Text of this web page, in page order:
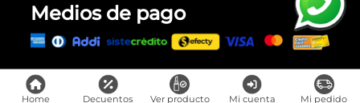
Home Decuentos Ver producto Mi cuenta Mi pedido
Medios de pago
Todos los derechos reservados, Prosalon Distribuciones S.A.S., 2023